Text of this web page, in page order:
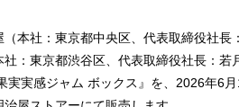
（本社：東京都中央区、代表取締役社
社：東京都渋谷区、代表取締役社長：
実実感ジャム ボックス』を、2026年6